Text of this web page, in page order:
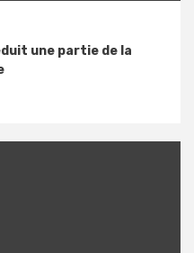
une partie de la